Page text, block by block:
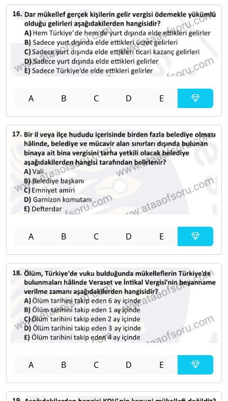
A B C D E
A B C D E
A B C D E